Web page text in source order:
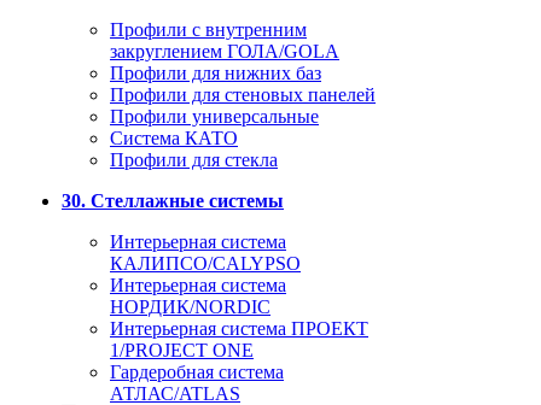
Профили с внутренним
закруглением ГОЛА/GOLA
Профили для нижних баз
Профили для стеновых панелей
Профили универсальные
Система КАТО
Профили для стекла
30. Стеллажные системы
Интерьерная система
КАЛИПСО/CALYPSO
Интерьерная система
НОРДИК/NORDIC
Интерьерная система ПРОЕКТ
1/PROJECT ONE
Гардеробная система
АТЛАС/ATLAS